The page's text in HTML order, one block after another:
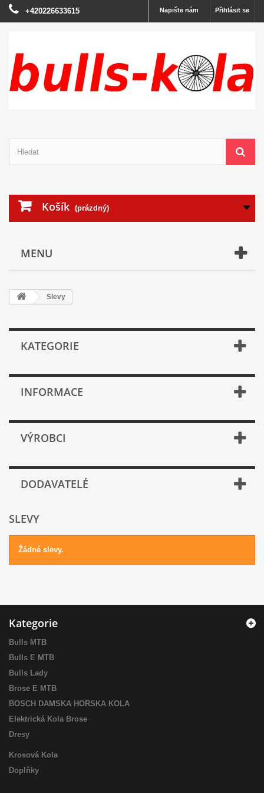
Přihlásit se
Napište nám
+420226633615
Košík (prázdný)
MENU
Slevy
KATEGORIE
INFORMACE
VÝROBCI
DODAVATELÉ
SLEVY
Žádné slevy.
Kategorie
Bulls MTB
Bulls E MTB
Bulls Lady
Brose E MTB
BOSCH DAMSKA HORSKA KOLA
Elektrická Kola Brose
Dresy
Krosová Kola
Doplňky